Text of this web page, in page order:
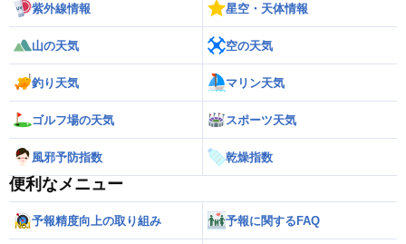
紫外線情報 星空・天体情報
山の天気 空の天気
釣り天気 マリン天気
ゴルフ場の天気 スポーツ天気
風邪予防指数 乾燥指数
便利なメニュー
予報精度向上の取り組み 予報に関するFAQ